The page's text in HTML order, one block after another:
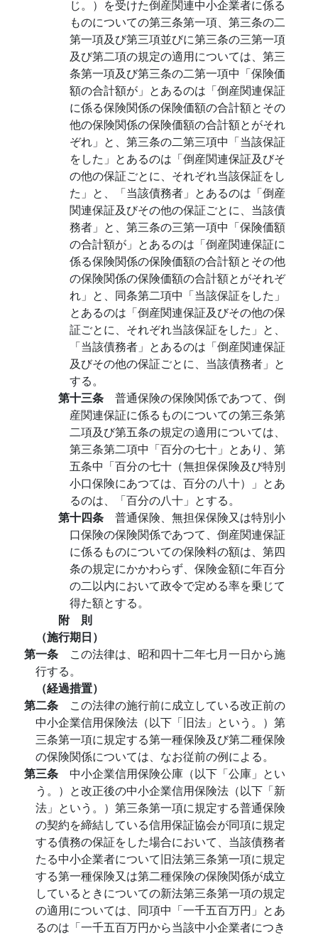
じ。）を受けた倒産関連中小企業者に係る
ものについての第三条第一項、第三条の二
第一項及び第三項並びに第三条の三第一項
及び第二項の規定の適用については、第三
条第一項及び第三条の二第一項中「保険価
額の合計額が」とあるのは「倒産関連保証
に係る保険関係の保険価額の合計額とその
他の保険関係の保険価額の合計額とがそれ
ぞれ」と、第三条の二第三項中「当該保証
をした」とあるのは「倒産関連保証及びそ
の他の保証ごとに、それぞれ当該保証をし
た」と、「当該債務者」とあるのは「倒産
関連保証及びその他の保証ごとに、当該債
務者」と、第三条の三第一項中「保険価額
の合計額が」とあるのは「倒産関連保証に
係る保険関係の保険価額の合計額とその他
の保険関係の保険価額の合計額とがそれぞ
れ」と、同条第二項中「当該保証をした」
とあるのは「倒産関連保証及びその他の保
証ごとに、それぞれ当該保証をした」と、
「当該債務者」とあるのは「倒産関連保証
及びその他の保証ごとに、当該債務者」と
する。
第十三条 普通保険の保険関係であつて、倒
産関連保証に係るものについての第三条第
二項及び第五条の規定の適用については、
第三条第二項中「百分の七十」とあり、第
五条中「百分の七十（無担保保険及び特別
小口保険にあつては、百分の八十）」とあ
るのは、「百分の八十」とする。
第十四条 普通保険、無担保保険又は特別小
口保険の保険関係であつて、倒産関連保証
に係るものについての保険料の額は、第四
条の規定にかかわらず、保険金額に年百分
の二以内において政令で定める率を乗じて
得た額とする。
附 則
（施行期日）
第一条 この法律は、昭和四十二年七月一日から施
行する。
（経過措置）
第二条 この法律の施行前に成立している改正前の
中小企業信用保険法（以下「旧法」という。）第
三条第一項に規定する第一種保険及び第二種保険
の保険関係については、なお従前の例による。
第三条 中小企業信用保険公庫（以下「公庫」とい
う。）と改正後の中小企業信用保険法（以下「新
法」という。）第三条第一項に規定する普通保険
の契約を締結している信用保証協会が同項に規定
する債務の保証をした場合において、当該債務者
たる中小企業者について旧法第三条第一項に規定
する第一種保険又は第二種保険の保険関係が成立
しているときについての新法第三条第一項の規定
の適用については、同項中「一千五百万円」とあ
るのは「一千五百万円から当該中小企業者につき